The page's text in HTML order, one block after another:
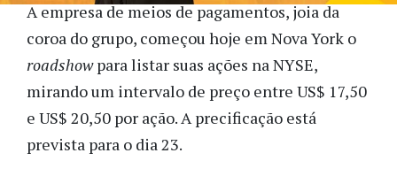
A empresa de meios de pagamentos, joia da
coroa do grupo, começou hoje em Nova York o
roadshowpara listar suas ações na NYSE,
mirando um intervalo de preço entre US$ 17,50
e US$ 20,50 por ação. A precificação está
prevista para o dia 23.